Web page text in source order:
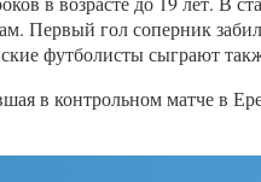
гол соперник
футболисты сыграют
в контрольном матче в